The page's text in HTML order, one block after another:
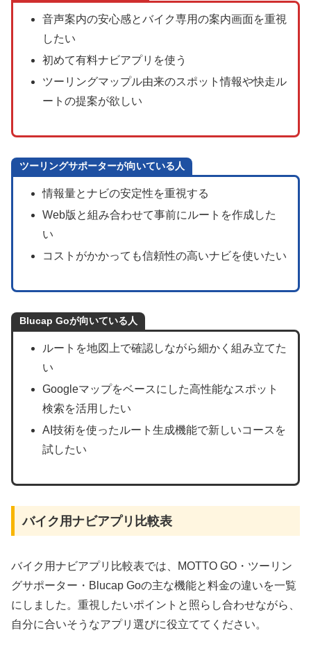
音声案内の安心感とバイク専用の案内画面を重視
したい
初めて有料ナビアプリを使う
ツーリングマップル由来のスポット情報や快走ル
ートの提案が欲しい
ツーリングサポーターが向いている人
情報量とナビの安定性を重視する
Web版と組み合わせて事前にルートを作成した
い
コストがかかっても信頼性の高いナビを使いたい
Blucap Goが向いている人
ルートを地図上で確認しながら細かく組み立てた
い
Googleマップをベースにした高性能なスポット
検索を活用したい
AI技術を使ったルート生成機能で新しいコースを
試したい
バイク用ナビアプリ比較表
バイク用ナビアプリ比較表では、MOTTO GO・ツーリン
グサポーター・Blucap Goの主な機能と料金の違いを一覧
にしました。重視したいポイントと照らし合わせながら、
自分に合いそうなアプリ選びに役立ててください。